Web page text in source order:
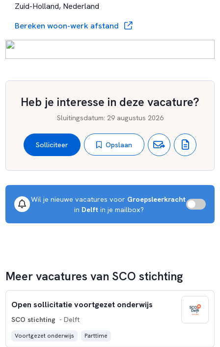
Zuid-Holland, Nederland
Bereken woon-werk afstand
Heb je interesse in deze vacature?
Sluitingsdatum: 29 augustus 2026
Solliciteer Opslaan
Wil je nieuwe vacatures voor Groepsleerkracht
in Delft in je mailbox?
Meer vacatures van SCO stichting
Open sollicitatie voortgezet onderwijs
SCO stichting - Delft
Voortgezet onderwijs Parttime